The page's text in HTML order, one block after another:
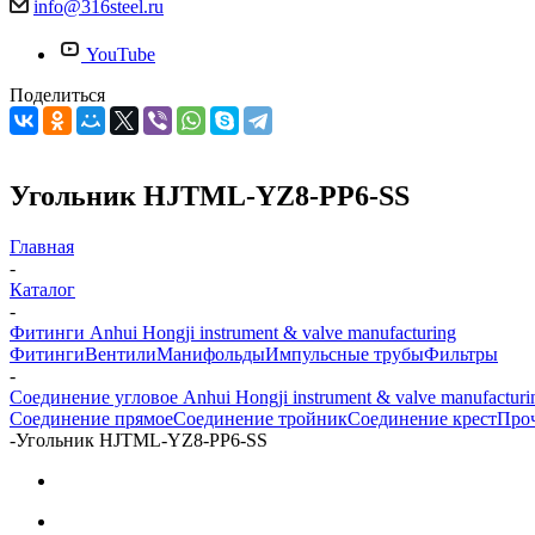
info@316steel.ru
YouTube
Поделиться
Угольник HJTML-YZ8-PP6-SS
Главная
-
Каталог
-
Фитинги Anhui Hongji instrument & valve manufacturing
ФитингиВентилиМанифольдыИмпульсные трубыФильтры
-
Соединение угловое Anhui Hongji instrument & valve
Соединение прямоеСоединение тройникСоединение крест
-Угольник HJTML-YZ8-PP6-SS